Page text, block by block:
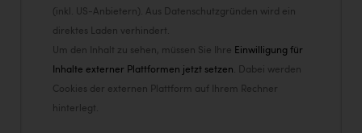
(inkl. US-Anbietern). Aus Datenschutzgründen wird ein
direktes Laden verhindert.
Um den Inhalt zu sehen, müssen Sie Ihre Einwilligung für
Inhalte externer Plattformen jetzt setzen. Dabei werden
Cookies der externen Plattform auf Ihrem Rechner
hinterlegt.